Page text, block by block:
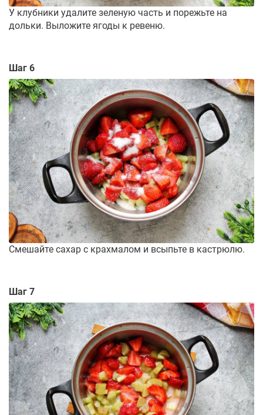
У клубники удалите зеленую часть и порежьте на
дольки. Выложите ягоды к ревеню.
Шаг 6
Смешайте сахар с крахмалом и всыпьте в кастрюлю.
Шаг 7